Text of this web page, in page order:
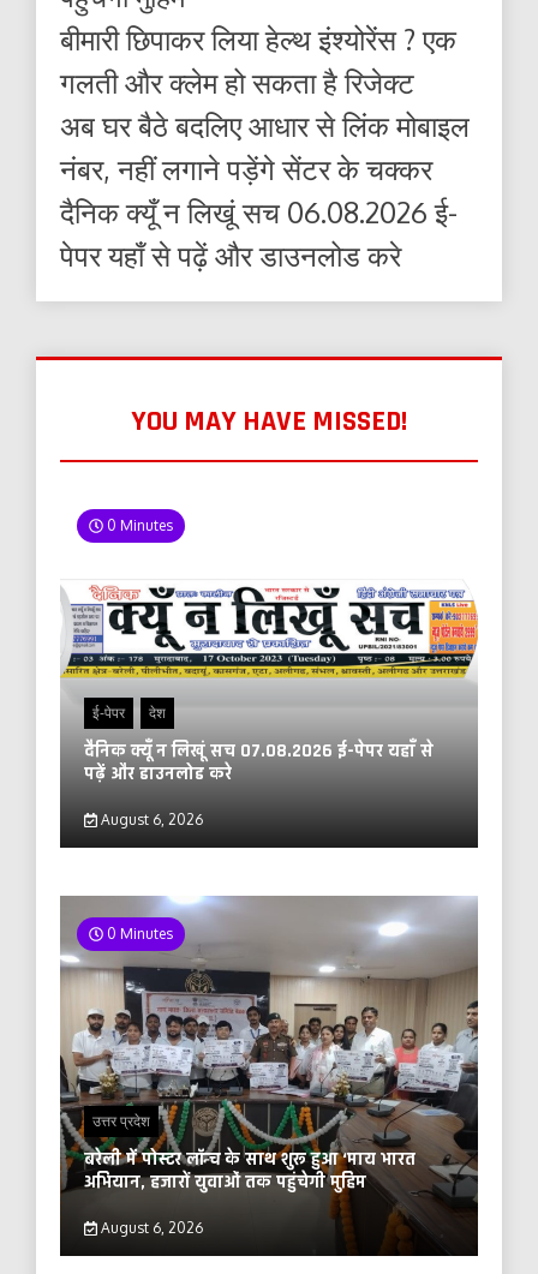
बीमारी छिपाकर लिया हेल्थ इंश्योरेंस ? एक
गलती और क्लेम हो सकता है रिजेक्ट
अब घर बैठे बदलिए आधार से लिंक मोबाइल
नंबर, नहीं लगाने पड़ेंगे सेंटर के चक्कर
दैनिक क्यूँ न लिखूं सच 06.08.2026 ई-
पेपर यहाँ से पढ़ें और डाउनलोड करे
YOU MAY HAVE MISSED!
0 Minutes
ई-पेपर देश
दैनिक क्यूँ न लिखूं सच 07.08.2026 ई-पेपर यहाँ से
पढ़ें और डाउनलोड करे
August 6, 2026
0 Minutes
उत्तर प्रदेश
बरेली में पोस्टर लॉन्च के साथ शुरू हुआ ‘माय भारत
अभियान, हजारों युवाओं तक पहुंचेगी मुहिम
August 6, 2026